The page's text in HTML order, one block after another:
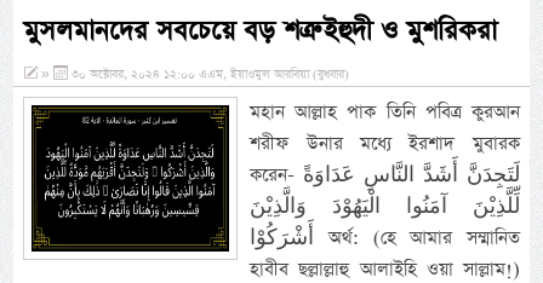
মুসলমানদের সবচেয়ে বড় শত্রু ইহুদী ও মুশরিকরা
» ৩০ অক্টোবর, ২০২৪ ১২:০০ এএম, ইয়াওমুল আরবিয়া (বুধবার)
মহান আল্লাহ পাক তিনি পবিত্র কুরআন
শরীফ উনার মধ্যে ইরশাদ মুবারক
করেন- لَتَجِدَنَّ أَشَدَّ النَّاسِ عَدَاوَةً
لِّلَّذِيْنَ آمَنُوا الْيَهُوْدَ وَالَّذِيْنَ
أَشْرَكُوْا অর্থ: (হে আমার সম্মানিত
হাবীব ছল্লাল্লাহু আলাইহি ওয়া সাল্লাম!)